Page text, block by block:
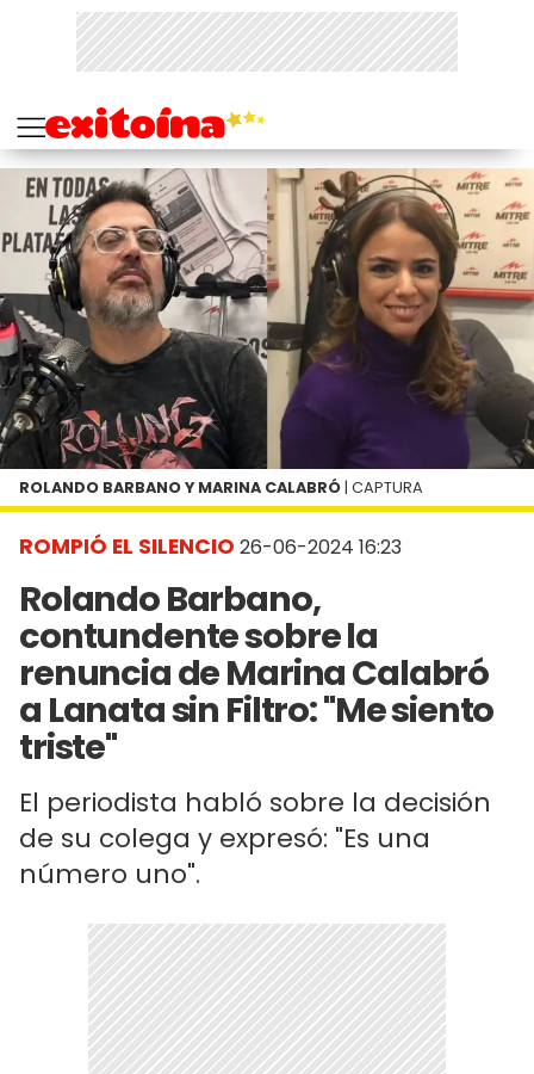
ROMPIÓ EL SILENCIO 26-06-2024 16:23
Rolando Barbano,
contundente sobre la
renuncia de Marina Calabró
a Lanata sin Filtro: "Me siento
triste"
El periodista habló sobre la decisión
de su colega y expresó: "Es una
número uno".
ROLANDO BARBANO Y MARINA CALABRÓ | CAPTURA